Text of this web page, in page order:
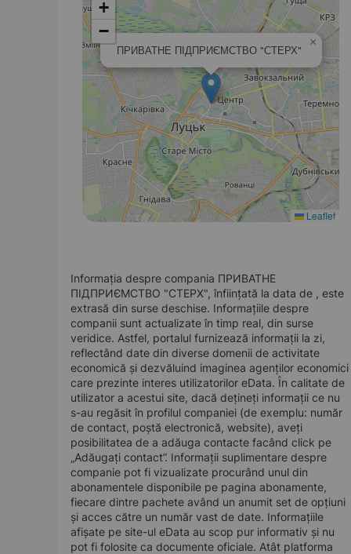
ПРИВАТНЕ ПІДПРИЄМСТВО "СТЕРХ"
×
+
−
Leaflet
Informația despre compania ПРИВАТНЕ
ПІДПРИЄМСТВО "СТЕРХ", înființată la data de , este
extrasă din surse deschise. Informațiile despre
companii sunt actualizate în timp real, din surse
veridice. Astfel, portalul furnizează informații la zi,
reflectând date din diverse domenii de activitate
economică și dezvăluind imaginea agenților economici
care prezinte interes utilizatorilor eData. În calitate de
utilizator a acestui site, dacă dețineți informații ce nu
s-au regăsit în profilul companiei (de exemplu: număr
de contact, poștă electronică, website), aveți
posibilitatea de a adăuga contacte facând click pe
„Adăugați contact”. Informații suplimentare despre
companie pot fi vizualizate procurând unul din
abonamentele disponibile pe pagina abonamente,
fiecare dintre pachete având un anumit set de opțiuni
și acces către un număr vast de date. Informațiile
afișate pe site-ul eData au scop pur informativ și nu
pot fi folosite ca documente oficiale. Atât platforma